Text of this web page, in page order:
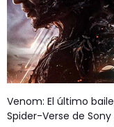
CONTACTO
Venom: El último
Spider-Verse de Sony